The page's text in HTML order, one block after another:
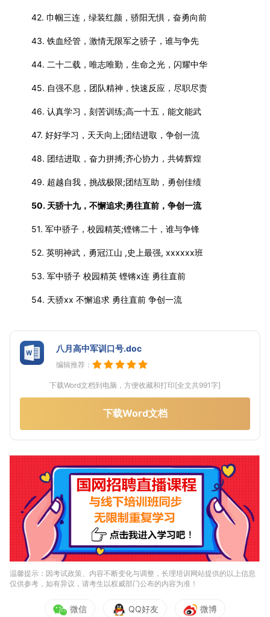
42. 巾帼三连，绿装红颜，骄阳无惧，奋勇向前
43. 铁血经管，激情无限军之骄子，谁与争先
44. 二十二载，唯志唯勤，生命之光，闪耀中华
45. 自强不息，团队精神，快速反应，尽职尽责
46. 认真学习，刻苦训练;高一十五，能文能武
47. 好好学习，天天向上;团结进取，争创一流
48. 团结进取，奋力拼搏;齐心协力，共铸辉煌
49. 超越自我，挑战极限;团结互助，勇创佳绩
50. 天骄十九，不懈追求;勇往直前，争创一流
51. 军中骄子，校园精英;铿锵二十，谁与争锋
52. 英明神武，勇冠江山 ,史上最强, xxxxxx班
53. 军中骄子 校园精英 铿锵x连 勇往直前
54. 天骄xx 不懈追求 勇往直前 争创一流
八月高中军训口号.doc
编辑推荐：
下载Word文档到电脑，方便收藏和打印[全文共991字]
下载Word文档
温馨提示：因考试政策、内容不断变化与调整，长理培训网站提供的以上信息
仅供参考，如有异议，请考生以权威部门公布的内容为准！
微信 QQ好友 微博